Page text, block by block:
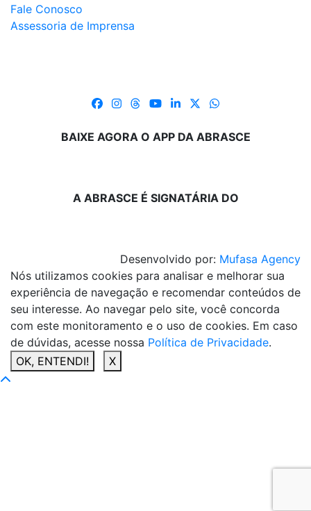
Fale Conosco
Assessoria de Imprensa
BAIXE AGORA O APP DA ABRASCE
A ABRASCE É SIGNATÁRIA DO
Desenvolvido por: Mufasa Agency
Nós utilizamos cookies para analisar e melhorar sua
experiência de navegação e recomendar conteúdos de
seu interesse. Ao navegar pelo site, você concorda
com este monitoramento e o uso de cookies. Em caso
de dúvidas, acesse nossa Política de Privacidade.
OK, ENTENDI!
X